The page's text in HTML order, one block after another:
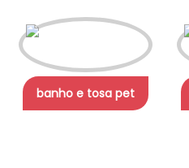
banho e tosa pet